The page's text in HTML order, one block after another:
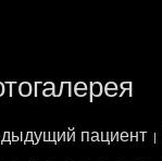
пациент |